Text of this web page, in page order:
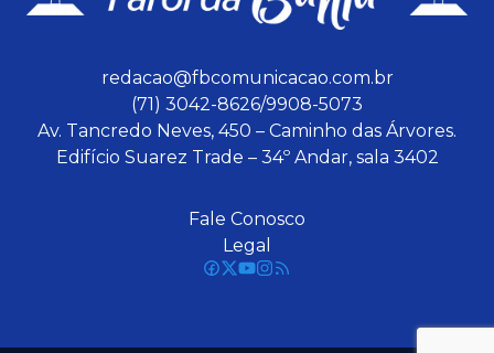
redacao@fbcomunicacao.com.br
(71) 3042-8626/9908-5073
Av. Tancredo Neves, 450 – Caminho das Árvores.
Edifício Suarez Trade – 34º Andar, sala 3402
Fale Conosco
Legal